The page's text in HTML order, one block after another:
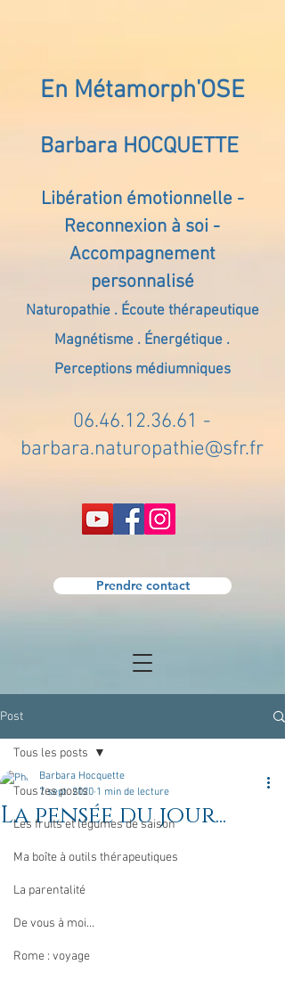
En Métamorph'OSE
Barbara HOCQUETTE
Libération émotionnelle -
Reconnexion à soi -
Accompagnement
personnalisé
Naturopathie . Écoute thérapeutique
Magnétisme . Énergétique .
Perceptions médiumniques
06.46.12.36.61 -
barbara.naturopathie@sfr.fr
Prendre contact
Post
Tous les posts
Les fruits et légumes de saison
Ma boîte à outils thérapeutiques
La parentalité
De vous à moi...
Rome : voyage
Tous les posts
La pensée du jour...
Barbara Hocquette
7 sept. 2020 1 min de lecture